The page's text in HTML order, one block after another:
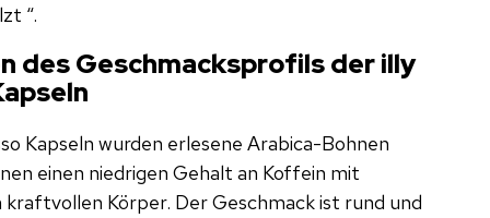
“.
des Geschmacksprofils der illy
Kapseln wurden erlesene Arabica-Bohnen
einen niedrigen Gehalt an Koffein mit
Körper. Der Geschmack ist rund und